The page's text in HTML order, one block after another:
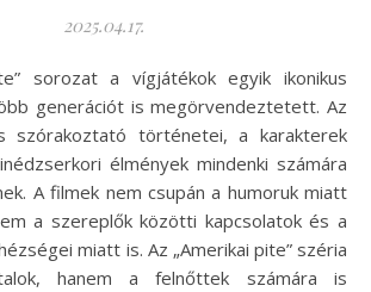
2025.04.17.
generációt is megörvendeztetett. Az
szórakoztató történetei, a karakterek
élmények mindenki számára
A filmek nem csupán a humoruk miatt
a szereplők közötti kapcsolatok és a
miatt is. Az „Amerikai pite” széria
hanem a felnőttek számára is